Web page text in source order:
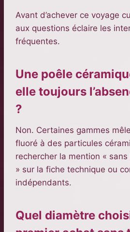
Avant d’achever ce voyage
aux questions éclaire les
fréquentes.
Une poêle
elle toujours
?
Non. Certaines gammes
fluoré à des particules
rechercher la mention « sans
» sur la fiche technique ou
indépendants.
Quel diamètre